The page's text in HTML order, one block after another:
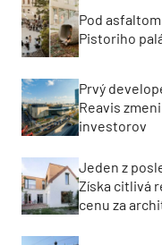
Pod
Pistoriho
Prvý
Reavis
investorov
Jeden z
Získa citlivá
cenu za